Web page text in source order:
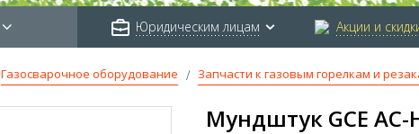
Юридическим лицам Акции и
Газосварочное оборудование Запчасти к газовым горелкам и
Мундштук GCE